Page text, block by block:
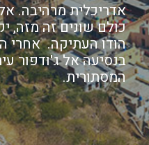
אדריכלית מרהיבה.
כולם שונים זה מזה,
הודו העתיקה. אחרי
בנסיעה אל ג'ודפור
המסתורית.